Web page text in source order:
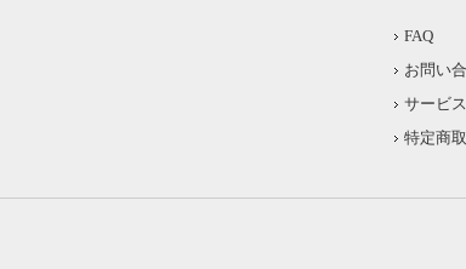
FAQ
お問い
サービ
特定商